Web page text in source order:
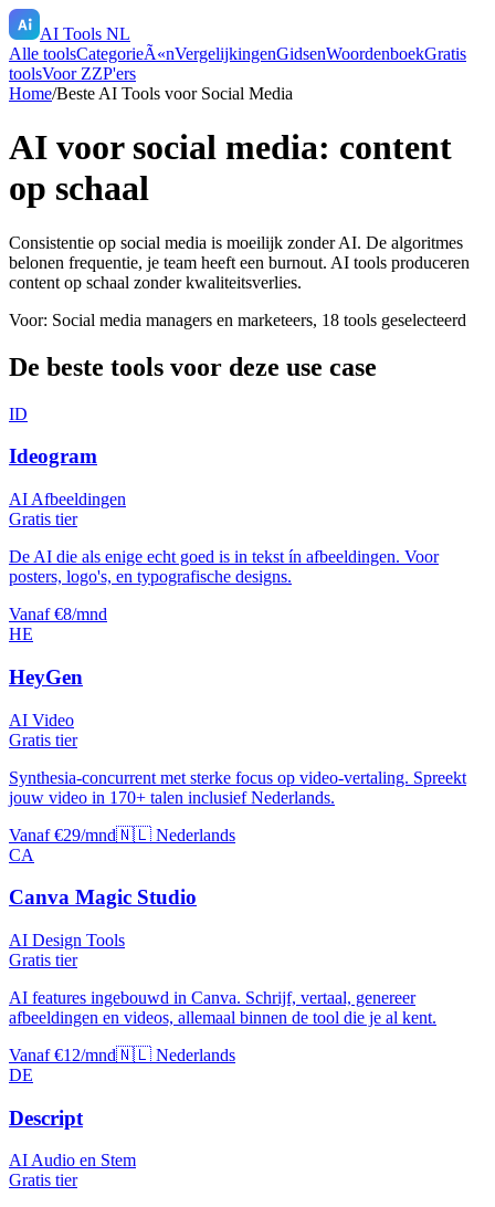
AI Tools NL
Alle toolsCategorieÃ«nVergelijkingenGidsenWoordenboekGratis
toolsVoor ZZP'ers
Home/Beste AI Tools voor Social Media
AI voor social media: content
op schaal
Consistentie op social media is moeilijk zonder AI. De algoritmes
belonen frequentie, je team heeft een burnout. AI tools produceren
content op schaal zonder kwaliteitsverlies.
Voor: Social media managers en marketeers, 18 tools geselecteerd
De beste tools voor deze use case
ID
Ideogram
AI Afbeeldingen
Gratis tier
De AI die als enige echt goed is in tekst ín afbeeldingen. Voor
posters, logo's, en typografische designs.
Vanaf €8/mnd
HE
HeyGen
AI Video
Gratis tier
Synthesia-concurrent met sterke focus op video-vertaling. Spreekt
jouw video in 170+ talen inclusief Nederlands.
Vanaf €29/mnd🇳🇱 Nederlands
CA
Canva Magic Studio
AI Design Tools
Gratis tier
AI features ingebouwd in Canva. Schrijf, vertaal, genereer
afbeeldingen en videos, allemaal binnen de tool die je al kent.
Vanaf €12/mnd🇳🇱 Nederlands
DE
Descript
AI Audio en Stem
Gratis tier